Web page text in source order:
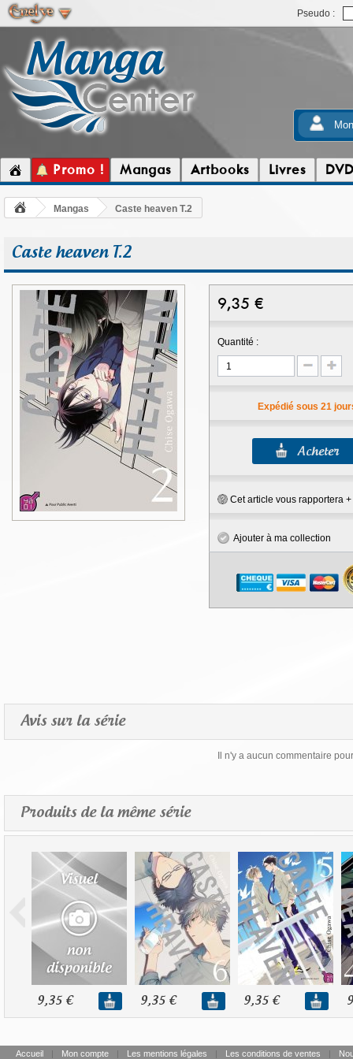
Pseudo :
Promo ! Mangas Artbooks Livres DVD
Mangas Caste heaven T.2
Caste heaven T.2
9,35 €
Quantité :
Expédié sous 21
Cet article vous rapportera +
Ajouter à ma collection
Avis sur la série
Il n'y a aucun commentaire
Produits de la même série
9,35 € 9,35 € 9,35 €
Accueil | Mon compte | Les mentions légales | Les conditions de ventes |